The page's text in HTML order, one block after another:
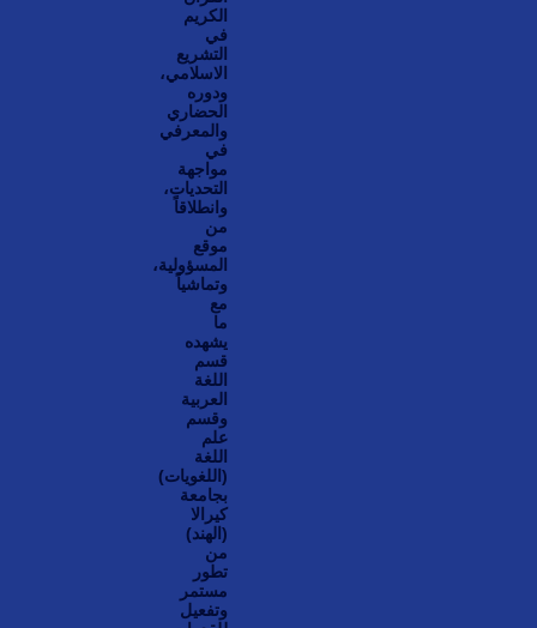
الكريم
في
التشريع
الاسلامي،
ودوره
الحضاري
والمعرفي
في
مواجهة
التحديات،
وانطلاقاً
من
موقع
المسؤولية،
وتماشياً
مع
ما
يشهده
قسم
اللغة
العربية
وقسم
علم
اللغة
(اللغويات)
بجامعة
كيرالا
(الهند)
من
تطور
مستمر
وتفعيل